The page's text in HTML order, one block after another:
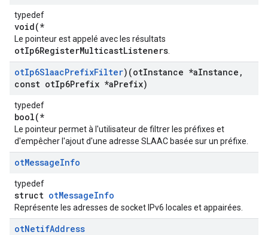
typedef
void(*
Le pointeur est appelé avec les résultats
otIp6RegisterMulticastListeners
otIp6SlaacPrefixFilter)(otInstance *aInstance ,
const otIp6Prefix *aPrefix)
typedef
bool(*
Le pointeur permet à l'utilisateur de filtrer les préfixes et
d'empêcher l'ajout d'une adresse SLAAC basée sur un préfixe.
otMessageInfo
typedef
struct otMessageInfo
Représente les adresses de socket IPv6 locales et appairées.
otNetifAddress